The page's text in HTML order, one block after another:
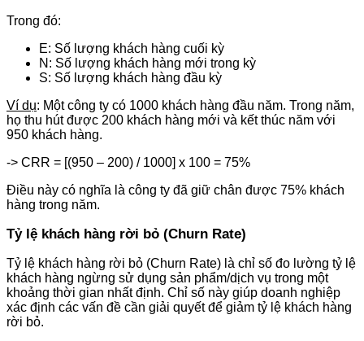
Trong đó:
E: Số lượng khách hàng cuối kỳ
N: Số lượng khách hàng mới trong kỳ
S: Số lượng khách hàng đầu kỳ
Ví dụ: Một công ty có 1000 khách hàng đầu năm. Trong năm,
họ thu hút được 200 khách hàng mới và kết thúc năm với
950 khách hàng.
-> CRR = [(950 – 200) / 1000] x 100 = 75%
Điều này có nghĩa là công ty đã giữ chân được 75% khách
hàng trong năm.
Tỷ lệ khách hàng rời bỏ (Churn Rate)
Tỷ lệ khách hàng rời bỏ (Churn Rate) là chỉ số đo lường tỷ lệ
khách hàng ngừng sử dụng sản phẩm/dịch vụ trong một
khoảng thời gian nhất định. Chỉ số này giúp doanh nghiệp
xác định các vấn đề cần giải quyết để giảm tỷ lệ khách hàng
rời bỏ.